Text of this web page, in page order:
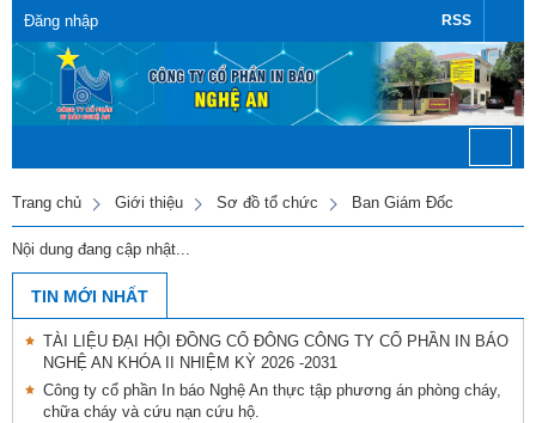
RSS
Đăng nhập
Trang chủ Giới thiệu Sơ đồ tổ chức Ban Giám Đốc
Nội dung đang cập nhật...
TIN MỚI NHẤT
TÀI LIỆU ĐẠI HỘI ĐỒNG CỔ ĐÔNG CÔNG TY CỔ PHẦN IN BÁO
NGHỆ AN KHÓA II NHIỆM KỲ 2026 -2031
Công ty cổ phần In báo Nghệ An thực tập phương án phòng cháy,
chữa cháy và cứu nạn cứu hộ.